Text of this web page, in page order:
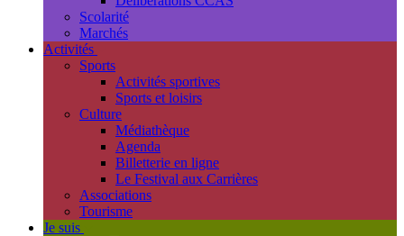
Scolarité
Marchés
Activités
Sports
Activités sportives
Sports et loisirs
Culture
Médiathèque
Agenda
Billetterie en ligne
Le Festival aux Carrières
Associations
Tourisme
Je suis